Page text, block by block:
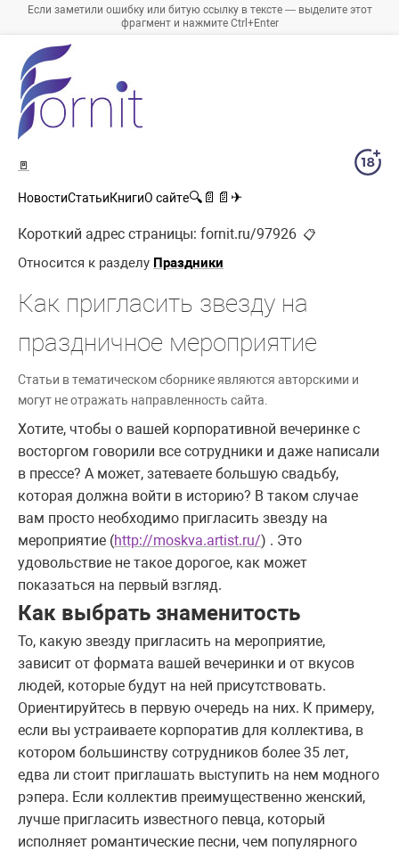
Если заметили ошибку или битую ссылку в тексте — выделите этот
фрагмент и нажмите Ctrl+Enter
🚪
НовостиСтатьиКнигиО сайте🔍 📄 📄 ✈
Короткий адрес страницы: fornit.ru/97926 📋
Относится к разделу Праздники
Как пригласить звезду на
праздничное мероприятие
Статьи в тематическом сборнике являются авторскими и
могут не отражать направленность сайта.
Хотите, чтобы о вашей корпоративной вечеринке с
восторгом говорили все сотрудники и даже написали
в прессе? А может, затеваете большую свадьбу,
которая должна войти в историю? В таком случае
вам просто необходимо пригласить звезду на
мероприятие (http://moskva.artist.ru/) . Это
удовольствие не такое дорогое, как может
показаться на первый взгляд.
Как выбрать знаменитость
То, какую звезду пригласить на мероприятие,
зависит от формата вашей вечеринки и от вкусов
людей, которые будут на ней присутствовать.
Ориентируйтесь в первую очередь на них. К примеру,
если вы устраиваете корпоратив для коллектива, в
котором большинству сотрудников более 35 лет,
едва ли стоит приглашать выступить на нем модного
рэпера. Если коллектив преимущественно женский,
лучше пригласить известного певца, который
исполняет романтические песни, чем популярного